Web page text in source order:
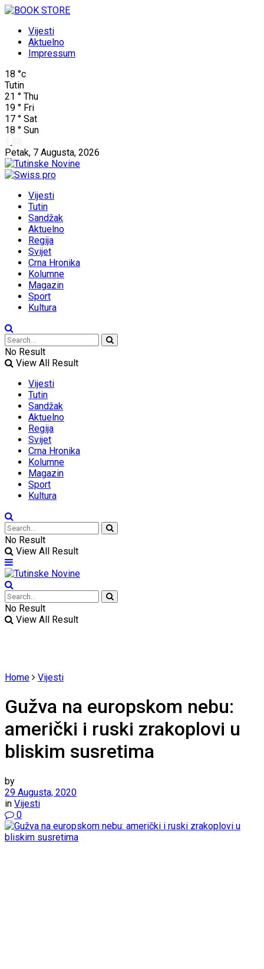
Vijesti
Aktuelno
Impressum
18 °c
Tutin
21 ° Thu
19 ° Fri
17 ° Sat
18 ° Sun
Petak, 7 Augusta, 2026
Vijesti
Tutin
Sandžak
Aktuelno
Regija
Svijet
Crna Hronika
Kolumne
Magazin
Sport
Kultura
No Result
View All Result
Vijesti
Tutin
Sandžak
Aktuelno
Regija
Svijet
Crna Hronika
Kolumne
Magazin
Sport
Kultura
No Result
View All Result
No Result
View All Result
Home Vijesti
Gužva na europskom nebu:
američki i ruski zrakoplovi u
bliskim susretima
by
29 Augusta, 2020
in Vijesti
0